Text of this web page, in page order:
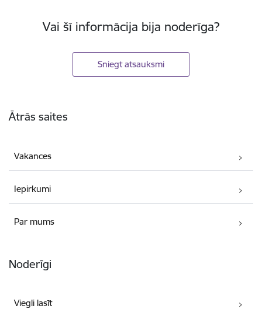
Vai šī informācija bija noderīga?
Sniegt atsauksmi
Ātrās saites
Vakances
Iepirkumi
Par mums
Noderīgi
Viegli lasīt